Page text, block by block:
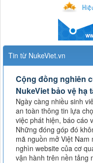
Tin từ NukeViet.vn
Cộng đồng nghiên
NukeViet bảo vệ hạ
Ngày càng nhiều sinh
an toàn thông tin lựa
việc phát hiện, báo cáo
Những đóng góp đó
mã nguồn mở Việt
nghìn website của cơ
vận hành trên nền tảng